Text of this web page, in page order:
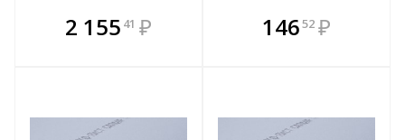
2 155 41 ₽
В комплекте
всегда выгоднее!
В комплекте
всегда выгоднее!
14652 ₽